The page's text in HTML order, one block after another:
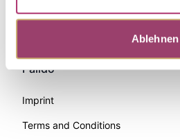
Ablehnen
Zahlungsmethoden
Palido
Imprint
Terms and Conditions